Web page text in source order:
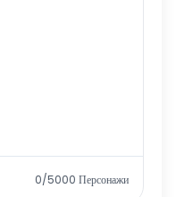
0/5000 Персонажи